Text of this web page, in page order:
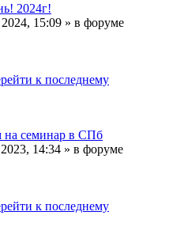
2024г!
15:09 » в форуме
к последнему
на семинар в СПб
14:34 » в форуме
к последнему